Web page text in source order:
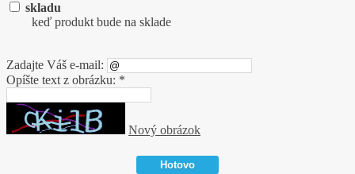
skladu
keď produkt bude na sklade
Zadajte Váš e-mail:
Opíšte text z obrázku: *
Nový obrázok